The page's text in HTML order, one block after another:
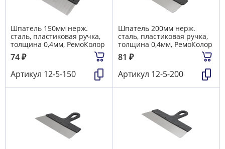
Шпатель 150мм нерж.
сталь, пластиковая ручка,
толщина 0,4мм, РемоКолор
74₽
Артикул 12-5-150
Шпатель 200мм нерж.
сталь, пластиковая ручка,
толщина 0,4мм, РемоКолор
81 ₽
Артикул 12-5-200